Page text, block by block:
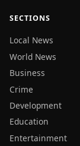
SECTIONS
Local News
World News
Business
Crime
Development
Education
Entertainment